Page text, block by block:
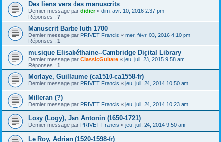
Des liens vers des manuscrits
Dernier message par didier« dim. avr. 10, 2016 2:37 pm
Réponses : 7
Manuscrit Barbe luth 1700
Dernier message par PRIVET Francis « mer. févr. 03, 2016 4:10 pm
Réponses : 1
musique Elisabéthaine--Cambridge Digital Library
Dernier message par ClassicGuitare « jeu. juil. 23, 2015 9:58 am
Réponses : 1
Morlaye, Guillaume (ca1510-ca1558-fr)
Dernier message par PRIVET Francis « jeu. juil. 24, 2014 10:50 am
Milleran (?)
Dernier message par PRIVET Francis « jeu. juil. 24, 2014 10:23 am
Losy (Logy), Jan Antonin (1650-1721)
Dernier message par PRIVET Francis « jeu. juil. 24, 2014 9:50 am
Le Roy, Adrian (1520-1598-fr)